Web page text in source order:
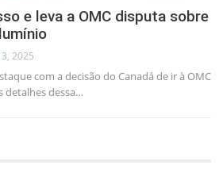
e leva a OMC disputa sobre
2025
com a decisão do Canadá de ir à OMC
detalhes dessa…